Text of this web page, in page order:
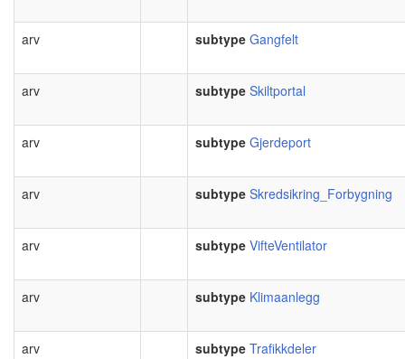
arv subtype Gangfelt
arv subtype Skiltportal
arv subtype Gjerdeport
arv subtype Skredsikring_Forbygning
arv subtype VifteVentilator
arv subtype Klimaanlegg
arv subtype Trafikkdeler